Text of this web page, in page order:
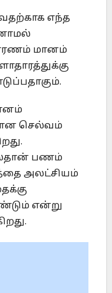
எந்த
மானம்
செல்வம்
பணம்
அலட்சியம்
என்று